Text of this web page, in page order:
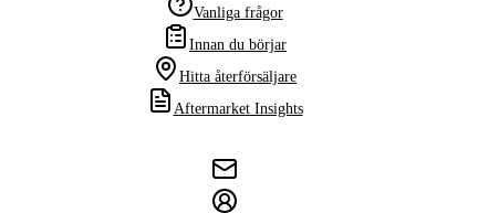
Vanliga frågor
Innan du börjar
Hitta återförsäljare
Aftermarket Insights